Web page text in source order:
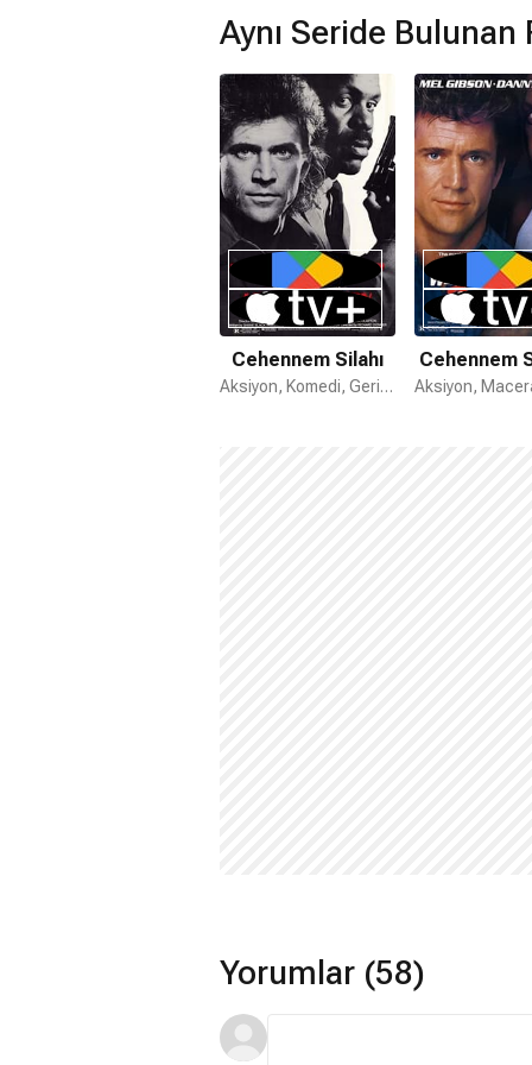
Aynı Seride Bulunan
Cehennem Silahı
Aksiyon, Komedi, Gerilim
Cehennem
Yorumlar (58)